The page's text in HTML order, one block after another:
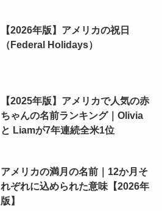
【2026年版】アメリカの祝日
（Federal Holidays）
【2025年版】アメリカで人気の赤
ちゃんの名前ランキング｜Olivia
と Liamが7年連続全米1位
アメリカの満月の名前｜12か月そ
れぞれに込められた意味【2026年
版】